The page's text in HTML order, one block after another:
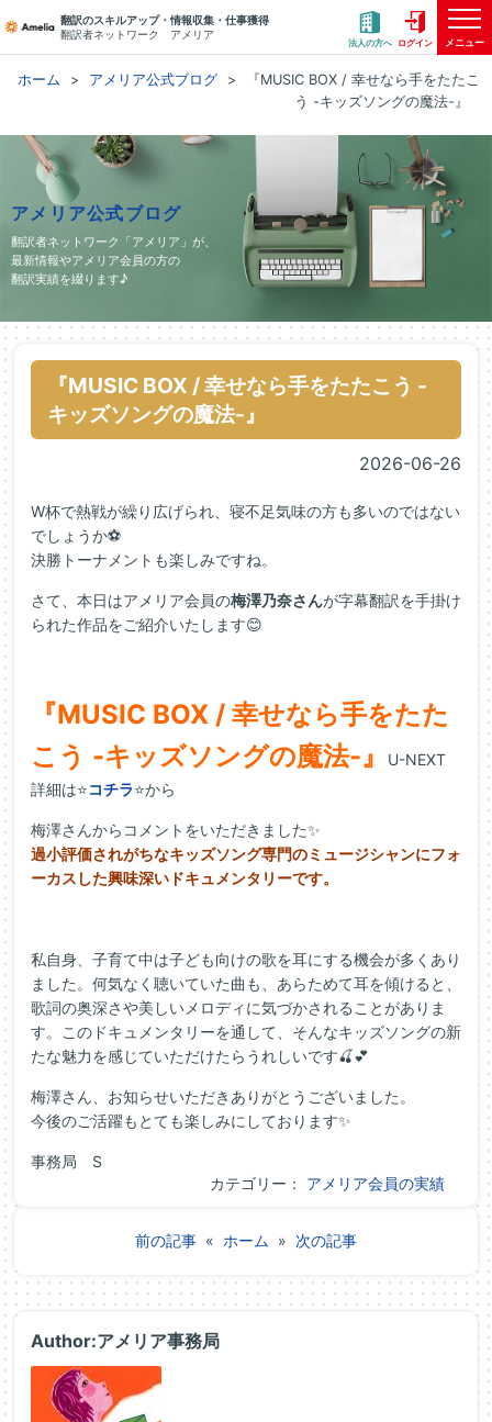
翻訳のスキルアップ・情報収集・仕事獲得
翻訳者ネットワーク アメリア
法人の方へ ログイン メニュー
ホーム アメリア公式ブログ
『MUSIC BOX / 幸せなら手をたたこ
う -キッズソングの魔法-』
アメリア公式ブログ
翻訳者ネットワーク「アメリア」が、
最新情報やアメリア会員の方の
翻訳実績を綴ります♪
『MUSIC BOX / 幸せなら手をたたこう -
キッズソングの魔法-』
2026-06-26
W杯で熱戦が繰り広げられ、寝不足気味の方も多いのではない
でしょうか⚽
決勝トーナメントも楽しみですね。
さて、本日はアメリア会員の梅澤乃奈さんが字幕翻訳を手掛け
られた作品をご紹介いたします😊
『MUSIC BOX / 幸せなら手をたた
こう -キッズソングの魔法-』
U-NEXT
詳細は⭐コチラ⭐から
梅澤さんからコメントをいただきました✨
過小評価されがちなキッズソング専門のミュージシャンにフォ
ーカスした興味深いドキュメンタリーです。
私自身、子育て中は子ども向けの歌を耳にする機会が多くあり
ました。何気なく聴いていた曲も、あらためて耳を傾けると、
歌詞の奥深さや美しいメロディに気づかされることがありま
す。このドキュメンタリーを通して、そんなキッズソングの新
たな魅力を感じていただけたらうれしいです🍒💕
梅澤さん、お知らせいただきありがとうございました。
今後のご活躍もとても楽しみにしております✨
事務局 S
カテゴリー： アメリア会員の実績
前の記事 « ホーム » 次の記事
Author:アメリア事務局